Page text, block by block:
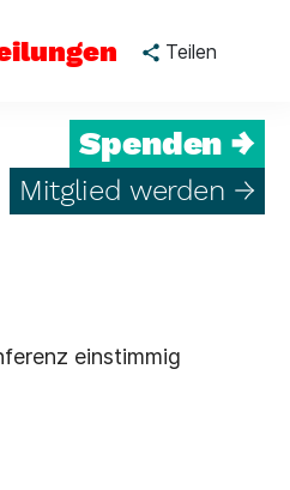
Teilen
Spenden →
Mitglied werden →
einstimmig